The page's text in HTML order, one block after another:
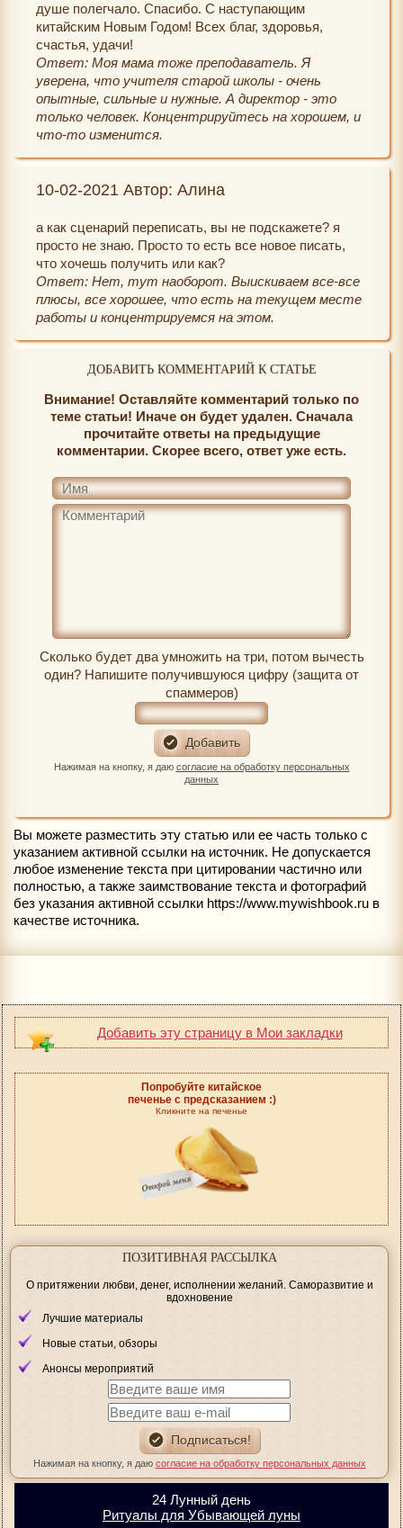
душе полегчало. Спасибо. С наступающим
китайским Новым Годом! Всех благ, здоровья,
счастья, удачи!
Ответ: Моя мама тоже преподаватель. Я
уверена, что учителя старой школы - очень
опытные, сильные и нужные. А директор - это
только человек. Концентрируйтесь на хорошем, и
что-то изменится.
10-02-2021 Автор: Алина
а как сценарий переписать, вы не подскажете? я
просто не знаю. Просто то есть все новое писать,
что хочешь получить или как?
Ответ: Нет, тут наоборот. Выискиваем все-все
плюсы, все хорошее, что есть на текущем месте
работы и концентрируемся на этом.
ДОБАВИТЬ КОММЕНТАРИЙ К СТАТЬЕ
Внимание! Оставляйте комментарий только по
теме статьи! Иначе он будет удален. Сначала
прочитайте ответы на предыдущие
комментарии. Скорее всего, ответ уже есть.
Сколько будет два умножить на три, потом вычесть
один? Напишите получившуюся цифру (защита от
спаммеров)
Нажимая на кнопку, я даю согласие на обработку персональных
данных
Вы можете разместить эту статью или ее часть только с
указанием активной ссылки на источник. Не допускается
любое изменение текста при цитировании частично или
полностью, а также заимствование текста и фотографий
без указания активной ссылки https://www.mywishbook.ru в
качестве источника.
Добавить эту страницу в Мои закладки
Попробуйте китайское
печенье с предсказанием :)
Кликните на печенье
ПОЗИТИВНАЯ РАССЫЛКА
О притяжении любви, денег, исполнении желаний. Саморазвитие и
вдохновение
Лучшие материалы
Новые статьи, обзоры
Анонсы мероприятий
Нажимая на кнопку, я даю согласие на обработку персональных данных
24 Лунный день
Ритуалы для Убывающей луны